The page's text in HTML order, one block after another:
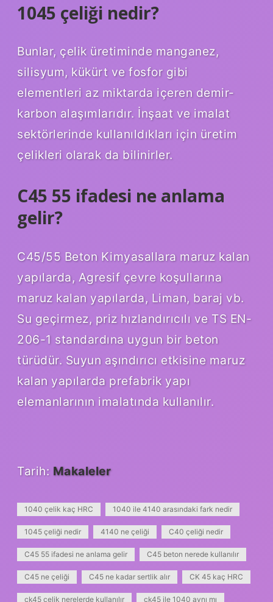
1045 çeliği nedir?
Bunlar, çelik üretiminde manganez,
silisyum, kükürt ve fosfor gibi
elementleri az miktarda içeren demir-
karbon alaşımlarıdır. İnşaat ve imalat
sektörlerinde kullanıldıkları için üretim
çelikleri olarak da bilinirler.
C45 55 ifadesi ne anlama
gelir?
C45/55 Beton Kimyasallara maruz kalan
yapılarda, Agresif çevre koşullarına
maruz kalan yapılarda, Liman, baraj vb.
Su geçirmez, priz hızlandırıcılı ve TS EN-
206-1 standardına uygun bir beton
türüdür. Suyun aşındırıcı etkisine maruz
kalan yapılarda prefabrik yapı
elemanlarının imalatında kullanılır.
Tarih: Makaleler
1040 çelik kaç HRC 1040 ile 4140 arasındaki fark nedir
1045 çeliği nedir 4140 ne çeliği C40 çeliği nedir
C45 55 ifadesi ne anlama gelir C45 beton nerede kullanılır
C45 ne çeliği C45 ne kadar sertlik alır CK 45 kaç HRC
ck45 çelik nerelerde kullanılır ck45 ile 1040 aynı mı